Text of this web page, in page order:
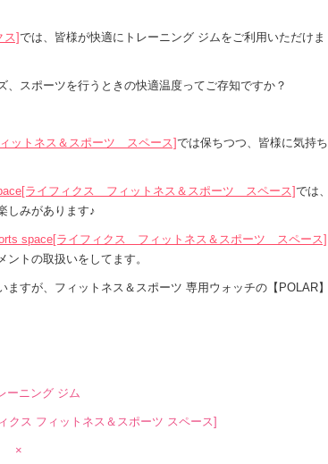
ス]では、皆様が快適にトレーニング ジムをご利用いただけま
スポーツを行うときの快適温度ってご存知ですか？
ットネス＆スポーツ スペース]では保ちつつ、皆様に気持ち
ライフィクス フィットネス＆スポーツ スペース]では、
しみがあります♪
space[ライフィクス フィットネス＆スポーツ スペース]
トの取扱いをしてます。
すが、フィットネス＆スポーツ 専用ウォッチの【POLAR】
ーニング ジム
クス フィットネス＆スポーツ スペース]
×